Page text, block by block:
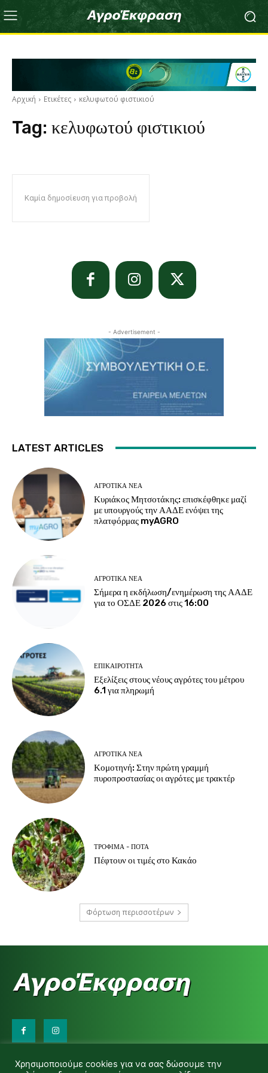
Αρχική Ετικέτες κελυφωτού φιστικιού
Tag: κελυφωτού φιστικιού
Καμία δημοσίευση για προβολή
- Advertisement -
LATEST ARTICLES
ΑΓΡΟΤΙΚΆ ΝΈΑ
Κυριάκος Μητσοτάκης: επισκέφθηκε μαζί
με υπουργούς την ΑΑΔΕ ενόψει της
πλατφόρμας myAGRO
ΑΓΡΟΤΙΚΆ ΝΈΑ
Σήμερα η εκδήλωση/ενημέρωση της ΑΑΔΕ
για το ΟΣΔΕ 2026 στις 16:00
ΕΠΙΚΑΙΡΌΤΗΤΑ
Εξελίξεις στους νέους αγρότες του μέτρου
6.1 για πληρωμή
ΑΓΡΟΤΙΚΆ ΝΈΑ
Κομοτηνή: Στην πρώτη γραμμή
πυροπροστασίας οι αγρότες με τρακτέρ
ΤΡΌΦΙΜΑ - ΠΟΤΆ
Πέφτουν οι τιμές στο Κακάο
Φόρτωση περισσοτέρων
d.makas@yahoo.gr
Χρησιμοποιούμε cookies για να σας δώσουμε την